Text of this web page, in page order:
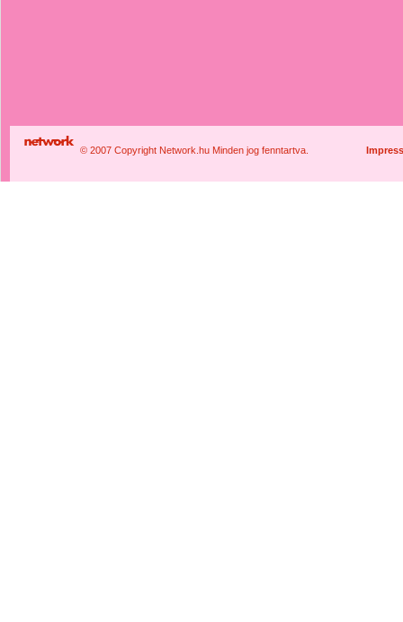
© 2007 Copyright Network.hu Minden jog fenntartva.